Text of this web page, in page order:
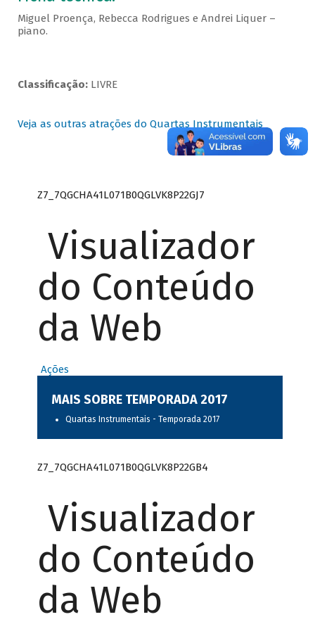
Miguel Proença, Rebecca Rodrigues e Andrei Liquer –
piano.
Classificação:LIVRE
Veja as outras atrações do Quartas Instrumentais
Z7_7QGCHA41L071B0QGLVK8P22GJ7
Visualizador
do Conteúdo
da Web
Ações
MAIS SOBRE TEMPORADA 2017
Quartas Instrumentais - Temporada 2017
Z7_7QGCHA41L071B0QGLVK8P22GB4
Visualizador
do Conteúdo
da Web